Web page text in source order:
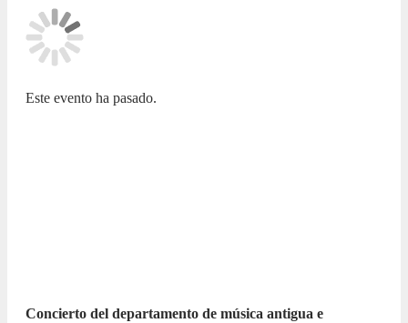
Este evento ha pasado.
Concierto del departamento de música antigua e